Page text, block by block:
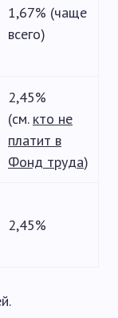
1,67% (чаще
всего)
2,45%
(см. кто не
платит в
Фонд труда)
2,45%